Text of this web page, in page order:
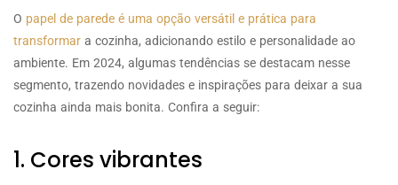
O papel de parede é uma opção versátil e prática para
transformar a cozinha, adicionando estilo e personalidade ao
ambiente. Em 2024, algumas tendências se destacam nesse
segmento, trazendo novidades e inspirações para deixar a sua
cozinha ainda mais bonita. Confira a seguir:
1. Cores vibrantes